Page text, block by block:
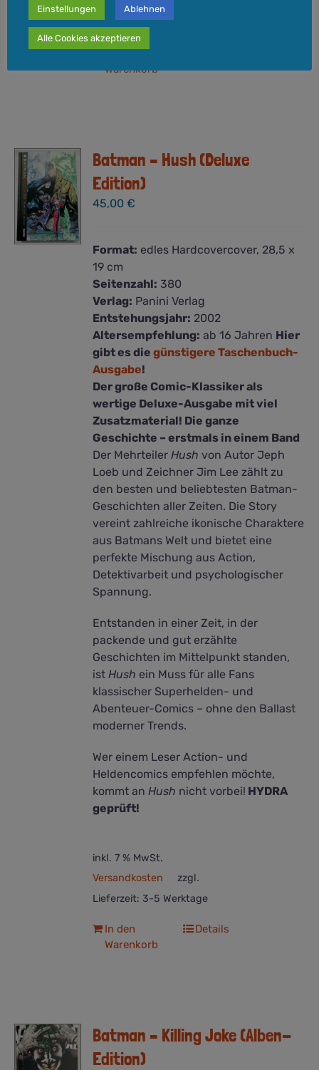
Versandkosten
Lieferzeit:3-5 Werktage
In den
Warenkorb
Batman – Hush (Deluxe
Edition)
45,00€
Format: edles Hardcovercover, 28,5 x
19 cm
Seitenzahl: 380
Verlag: Panini Verlag
Entstehungsjahr: 2002
Altersempfehlung: ab 16 Jahren Hier
gibt es diegünstigere Taschenbuch-
Ausgabe!
Der große Comic-Klassiker als
wertige Deluxe-Ausgabe mit viel
Zusatzmaterial! Die ganze
Geschichte – erstmals in einem Band
Der MehrteilerHush von Autor Jeph
Loeb und Zeichner Jim Lee zählt zu
den besten und beliebtesten Batman-
Geschichten aller Zeiten. Die Story
vereint zahlreiche ikonische Charaktere
aus Batmans Welt und bietet eine
perfekte Mischung aus Action,
Detektivarbeit und psychologischer
Spannung.
Entstanden in einer Zeit, in der
packende und gut erzählte
Geschichten im Mittelpunkt standen,
istHush ein Muss für alle Fans
klassischer Superhelden- und
Abenteuer-Comics – ohne den Ballast
moderner Trends.
Wer einem Leser Action- und
Heldencomics empfehlen möchte,
kommt anHush nicht vorbei! HYDRA
geprüft!
inkl. 7 % MwSt.
zzgl.
Versandkosten
Lieferzeit: 3-5 Werktage
In den
Warenkorb
Details
Batman – Killing Joke (Alben-
Edition)
Einstellungen Ablehnen
Alle Cookies akzeptieren